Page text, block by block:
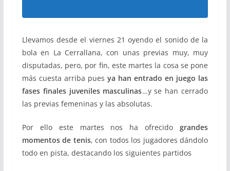
Llevamos desde el viernes 21 oyendo el sonido de la
bola en La Cerrallana, con unas previas muy, muy
disputadas, pero, por fin, este martes la cosa se pone
más cuesta arriba pues ya han entrado en juego las
fases finales juveniles masculinas…y se han cerrado
las previas femeninas y las absolutas.
Por ello este martes nos ha ofrecidograndes
momentos de tenis, con todos los jugadores dándolo
todo en pista, destacando los siguientes partidos